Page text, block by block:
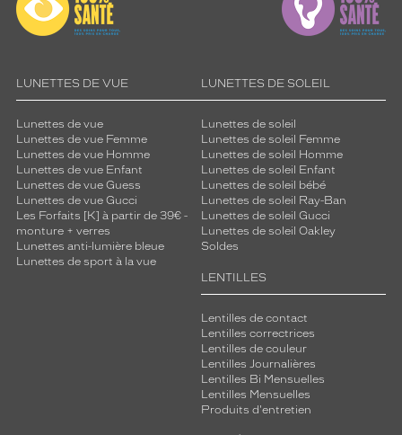
LUNETTES DE VUE
Lunettes de vue
Lunettes de vue Femme
Lunettes de vue Homme
Lunettes de vue Enfant
Lunettes de vue Guess
Lunettes de vue Gucci
Les Forfaits [K] à partir de 39€ -
monture + verres
Lunettes anti-lumière bleue
Lunettes de sport à la vue
LUNETTES DE SOLEIL
Lunettes de soleil
Lunettes de soleil Femme
Lunettes de soleil Homme
Lunettes de soleil Enfant
Lunettes de soleil bébé
Lunettes de soleil Ray-Ban
Lunettes de soleil Gucci
Lunettes de soleil Oakley
Soldes
LENTILLES
Lentilles de contact
Lentilles correctrices
Lentilles de couleur
Lentilles Journalières
Lentilles Bi Mensuelles
Lentilles Mensuelles
Produits d'entretien